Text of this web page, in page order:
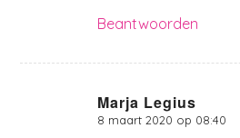
Beantwoorden
Marja Legius
zegt:
8 maart 2020 op 08:40